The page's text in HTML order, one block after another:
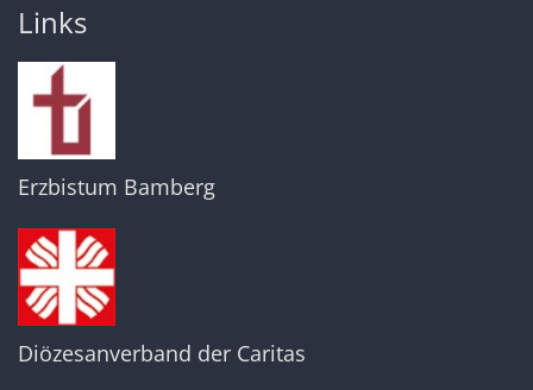
Links
Erzbistum Bamberg
Diözesanverband der Caritas